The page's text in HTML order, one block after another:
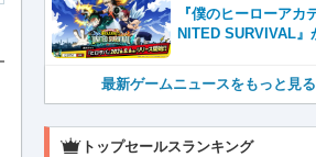
『僕のヒーローアカ
NITED SURVIVAL』
録者数100万を突破！
最新ゲームニュースをもっと見る
トップセールスランキング